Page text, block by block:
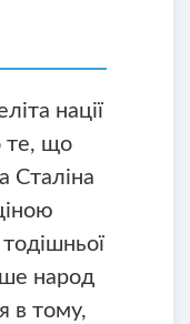
нації
те, що
Сталіна
народ
в тому,